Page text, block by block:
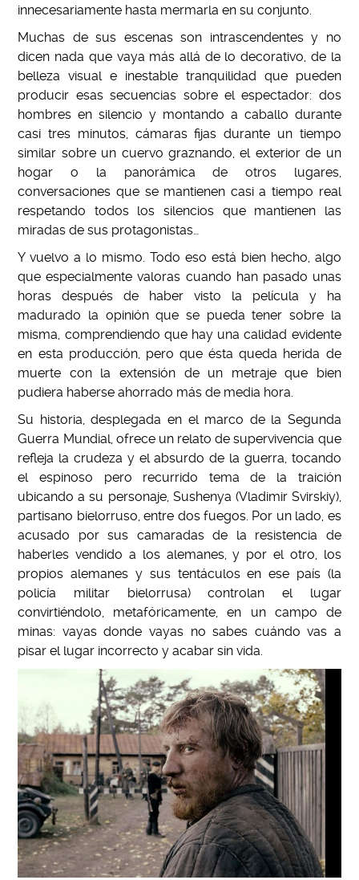
innecesariamente hasta mermarla en su conjunto.
Muchas de sus escenas son intrascendentes y no
dicen nada que vaya más allá de lo decorativo, de la
belleza visual e inestable tranquilidad que pueden
producir esas secuencias sobre el espectador: dos
hombres en silencio y montando a caballo durante
casi tres minutos, cámaras fijas durante un tiempo
similar sobre un cuervo graznando, el exterior de un
hogar o la panorámica de otros lugares,
conversaciones que se mantienen casi a tiempo real
respetando todos los silencios que mantienen las
miradas de sus protagonistas…
Y vuelvo a lo mismo. Todo eso está bien hecho, algo
que especialmente valoras cuando han pasado unas
horas después de haber visto la película y ha
madurado la opinión que se pueda tener sobre la
misma, comprendiendo que hay una calidad evidente
en esta producción, pero que ésta queda herida de
muerte con la extensión de un metraje que bien
pudiera haberse ahorrado más de media hora.
Su historia, desplegada en el marco de la Segunda
Guerra Mundial, ofrece un relato de supervivencia que
refleja la crudeza y el absurdo de la guerra, tocando
el espinoso pero recurrido tema de la traición
ubicando a su personaje, Sushenya (Vladimir Svirskiy),
partisano bielorruso, entre dos fuegos. Por un lado, es
acusado por sus camaradas de la resistencia de
haberles vendido a los alemanes, y por el otro, los
propios alemanes y sus tentáculos en ese país (la
policía militar bielorrusa) controlan el lugar
convirtiéndolo, metafóricamente, en un campo de
minas: vayas donde vayas no sabes cuándo vas a
pisar el lugar incorrecto y acabar sin vida.